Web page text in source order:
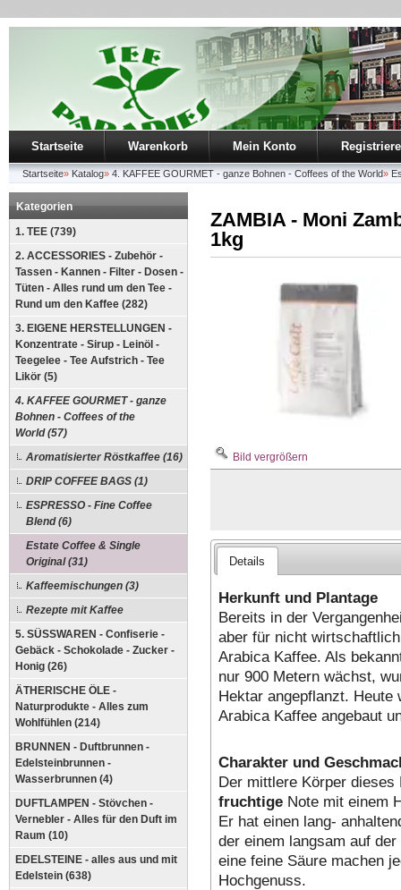
Startseite Warenkorb Mein Konto
Startseite» Katalog» 4. KAFFEE GOURMET - ganze Bohnen - Coffees of the World»
Kategorien
1. TEE (739)
2. ACCESSORIES - Zubehör -
Tassen - Kannen - Filter - Dosen -
Tüten - Alles rund um den Tee -
Rund um den Kaffee (282)
3. EIGENE HERSTELLUNGEN -
Konzentrate - Sirup - Leinöl -
Teegelee - Tee Aufstrich - Tee
Likör (5)
4. KAFFEE GOURMET - ganze
Bohnen - Coffees of the
World (57)
Aromatisierter Röstkaffee (16)
DRIP COFFEE BAGS (1)
ESPRESSO - Fine Coffee
Blend (6)
Estate Coffee & Single
Original (31)
Kaffeemischungen (3)
Rezepte mit Kaffee
5. SÜSSWAREN - Confiserie -
Gebäck - Schokolade - Zucker -
Honig (26)
ÄTHERISCHE ÖLE -
Naturprodukte - Alles zum
Wohlfühlen (214)
BRUNNEN - Duftbrunnen -
Edelsteinbrunnen -
Wasserbrunnen (4)
DUFTLAMPEN - Stövchen -
Vernebler - Alles für den Duft im
Raum (10)
EDELSTEINE - alles aus und mit
Edelstein (638)
ZAMBIA - Moni
1kg
Bild vergrößern
Details
Herkunft und Plantage
Bereits in der
aber für nicht
Arabica Kaffee. Als
nur 900 Metern wächst,
Hektar angepflanzt. Heute
Arabica Kaffee angebaut
Charakter und
Der mittlere Körper
fruchtigeNote mit einem
Er hat einen lang-
der einem langsam auf
eine feine Säure machen
Hochgenuss.